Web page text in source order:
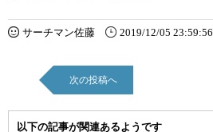
サーチマン佐藤 2019/12/05 23:59:56
次の投稿へ
以下の記事が関連あるようです